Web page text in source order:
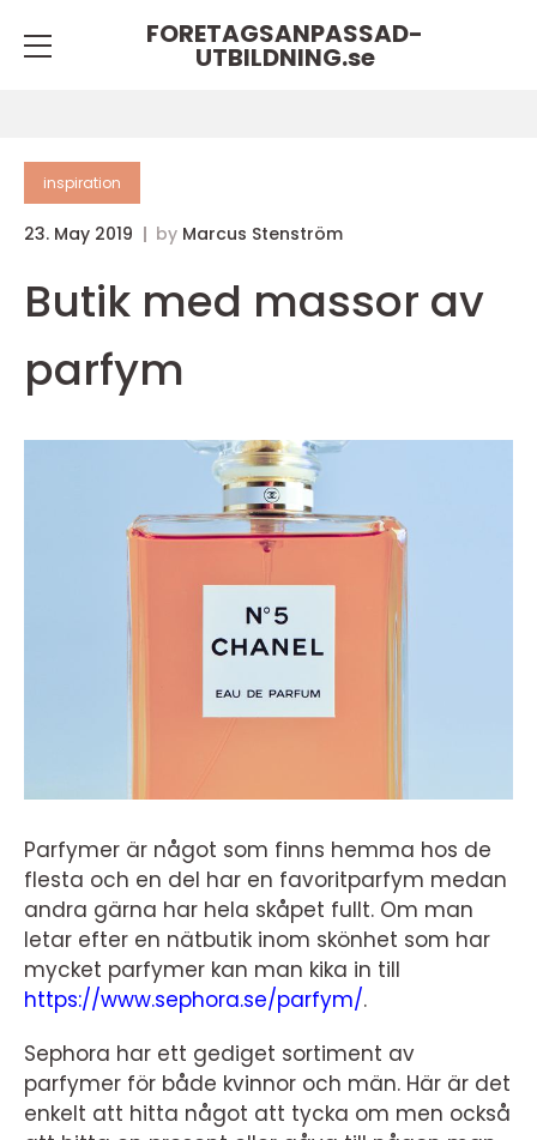
FORETAGSANPASSAD-
UTBILDNING.se
inspiration
23. May 2019 by Marcus Stenström
Butik med massor av
parfym
Parfymer är något som finns hemma hos de
flesta och en del har en favoritparfym medan
andra gärna har hela skåpet fullt. Om man
letar efter en nätbutik inom skönhet som har
mycket parfymer kan man kika in till
https://www.sephora.se/parfym/.
Sephora har ett gediget sortiment av
parfymer för både kvinnor och män. Här är det
enkelt att hitta något att tycka om men också